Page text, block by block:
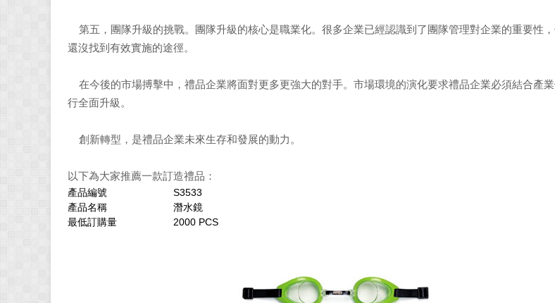
第五，團隊升級的挑戰。團隊升級的核心是職業化。很多企業已經認識到了團隊管理對企業的重要性
還沒找到有效實施的途徑。
在今後的市場搏擊中，禮品企業將面對更多更強大的對手。市場環境的演化要求禮品企業必須結合產
行全面升級。
創新轉型，是禮品企業未來生存和發展的動力。
以下為大家推薦一款訂造禮品：
產品編號
S3533
產品名稱
潛水鏡
最低訂購量
2000 PCS